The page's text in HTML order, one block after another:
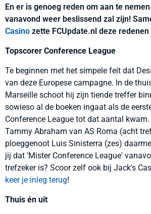
En er is genoeg reden om aan te
vanavond weer beslissend zal zijn!
Casino zette FCUpdate.nl deze
Topscorer Conference League
Te beginnen met het simpele feit dat
van deze Europese campagne. In de
Marseille schoot hij zijn tiende treffer
sowieso al de boeken ingaat als de
Conference League tot dat aantal
Tammy Abraham van AS Roma (acht
ploeggenoot Luis Sinisterra (zes)
jij dat 'Mister Conference League'
trefzeker is? Scoor zelf ook bij Jack's
keer je inleg terug!
Thuis én uit